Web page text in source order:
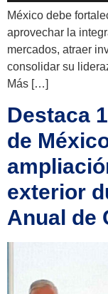
México debe
aprovechar la
mercados, atraer
consolidar su
Más […]
Destaca
de
exterior
Anual de